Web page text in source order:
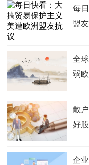
每
盟
全
弱
散
好
企